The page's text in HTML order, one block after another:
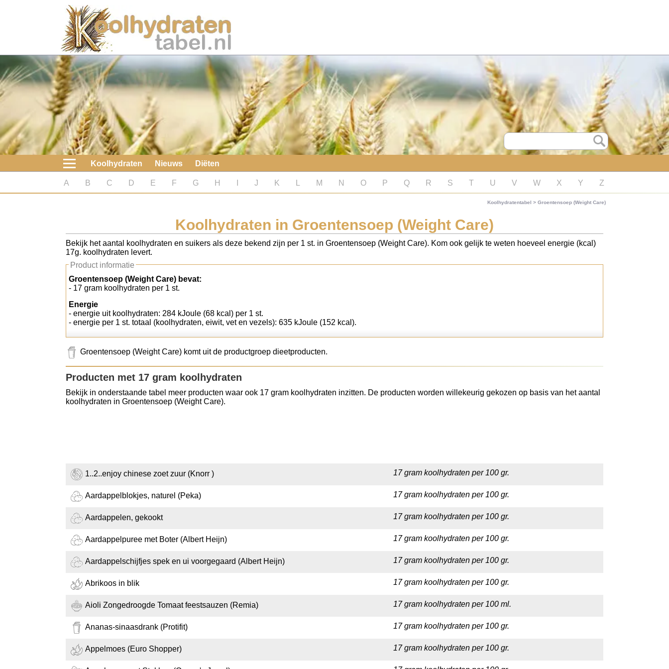
Koolhydraten
Nieuws
Koolhydraatarme diëten
Boeken
koolhydraatarme diëten
Diabetes test
Koolhydraten tellen
Koolhydraten Nieuws Diëten
A B C D E F G H J K M N O P Q R S T U V W X Y Z
Koolhydratentabel > Groentensoep (Weight Care)
Koolhydraten in Groentensoep (Weight Care)
Bekijk het aantal koolhydraten en suikers als deze bekend zijn per 1 st. in Groentensoep (Weight Care). Kom ook gelijk te weten hoeveel energie (kcal)
17g. koolhydraten levert.
Product informatie
Groentensoep (Weight Care) bevat:
- 17 gram koolhydraten per 1 st.
Energie
- energie uit koolhydraten: 284 kJoule (68 kcal) per 1 st.
- energie per 1 st. totaal (koolhydraten, eiwit, vet en vezels): 635 kJoule (152 kcal).
Groentensoep (Weight Care) komt uit de productgroep dieetproducten.
Producten met 17 gram koolhydraten
Bekijk in onderstaande tabel meer producten waar ook 17 gram koolhydraten inzitten. De producten worden willekeurig gekozen op basis van het aantal
koolhydraten in Groentensoep (Weight Care).
1..2..enjoy chinese zoet zuur (Knorr ) 17 gram koolhydraten per 100 gr.
Aardappelblokjes, naturel (Peka) 17 gram koolhydraten per 100 gr.
Aardappelen, gekookt 17 gram koolhydraten per 100 gr.
Aardappelpuree met Boter (Albert Heijn) 17 gram koolhydraten per 100 gr.
Aardappelschijfjes spek en ui voorgegaard (Albert Heijn) 17 gram koolhydraten per 100 gr.
Abrikoos in blik 17 gram koolhydraten per 100 gr.
Aioli Zongedroogde Tomaat feestsauzen (Remia) 17 gram koolhydraten per 100 ml.
Ananas-sinaasdrank (Protifit) 17 gram koolhydraten per 100 gr.
Appelmoes (Euro Shopper) 17 gram koolhydraten per 100 gr.